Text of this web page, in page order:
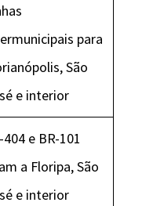
para
São
e interior
404 e BR-101
a Floripa, São
e interior